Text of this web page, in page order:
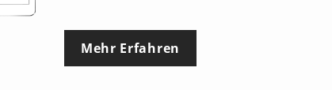
e
Mehr Erfahren